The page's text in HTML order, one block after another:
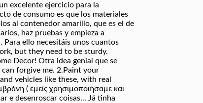
excelente ejercicio para la
de consumo es que los materiales
al contenedor amarillo, que es el de
haz pruebas y empieza a
Para ello necesitáis unos cuantos
but they need to be sturdy.
Decor! Otra idea genial que se
forgive me. 2.Paint your
vehicles like these, with real
( εμείς χρησιμοποιήσαμε και
e desenroscar coisas... Já tinha